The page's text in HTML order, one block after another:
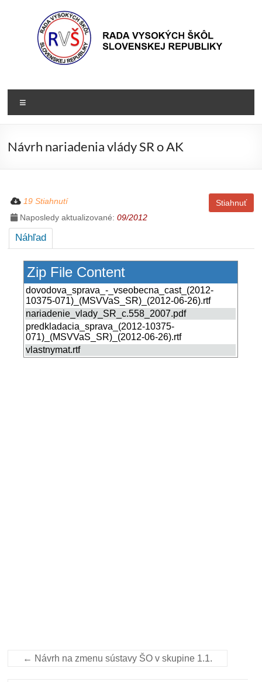
Rada
VŠ
škôl
Návrh nariadenia vlády SR o AK
Stiahnuť
19 Stiahnutí
Naposledy aktualizované:09/2012
Náhľad
← Návrh na zmenu sústavy ŠO v skupine 1.1.